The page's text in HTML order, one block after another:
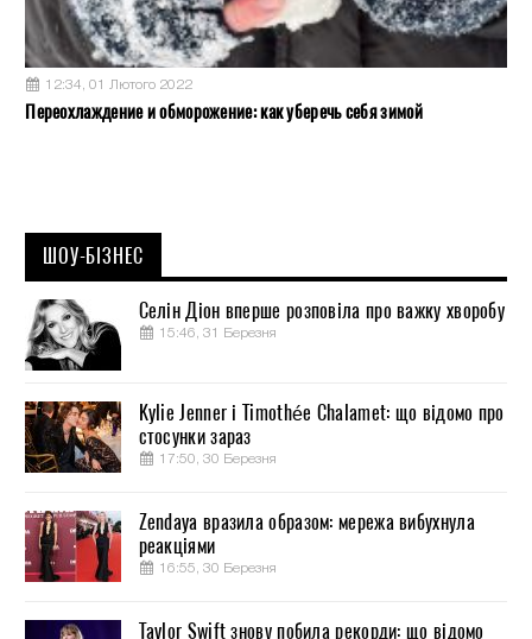
12:34, 01 Лютого 2022
Переохлаждение и обморожение: как уберечь себя зимой
ШОУ-БІЗНЕС
Селін Діон вперше розповіла про важку хворобу
15:46, 31 Березня
Kylie Jenner і Timothée Chalamet: що відомо про
стосунки зараз
17:50, 30 Березня
Zendaya вразила образом: мережа вибухнула
реакціями
16:55, 30 Березня
Taylor Swift знову побила рекорди: що відомо